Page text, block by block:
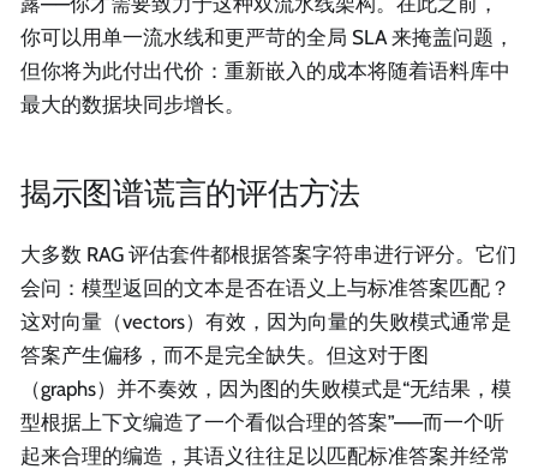
你可以用单一流水线和更严苛的全局 SLA 来掩盖问题，
但你将为此付出代价：重新嵌入的成本将随着语料库中
最大的数据块同步增长。
揭示图谱谎言的评估方法
大多数 RAG 评估套件都根据答案字符串进行评分。它们
会问：模型返回的文本是否在语义上与标准答案匹配？
这对向量（vectors）有效，因为向量的失败模式通常是
答案产生偏移，而不是完全缺失。但这对于图
（graphs）并不奏效，因为图的失败模式是“无结果，模
型根据上下文编造了一个看似合理的答案”——而一个听
起来合理的编造，其语义往往足以匹配标准答案并经常